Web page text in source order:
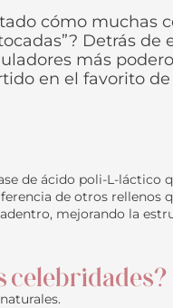
cómo muchas
Detrás
más
en el favorito
de ácido poli-L-láctico
de otros rellenos
mejorando la
celebridades?